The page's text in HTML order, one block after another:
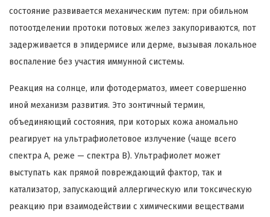
состояние развивается механическим путем: при обильном
потоотделении протоки потовых желез закупориваются, пот
задерживается в эпидермисе или дерме, вызывая локальное
воспаление без участия иммунной системы.
Реакция на солнце, или фотодерматоз, имеет совершенно
иной механизм развития. Это зонтичный термин,
объединяющий состояния, при которых кожа аномально
реагирует на ультрафиолетовое излучение (чаще всего
спектра А, реже — спектра В). Ультрафиолет может
выступать как прямой повреждающий фактор, так и
катализатор, запускающий аллергическую или токсическую
реакцию при взаимодействии с химическими веществами